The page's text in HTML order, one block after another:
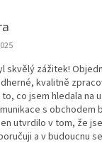
obchodu je 5 z 5
skvělý zážitek!
kvalitně
co jsem hledala na
s obchodem
utvrdilo v tom, že
a v budoucnu